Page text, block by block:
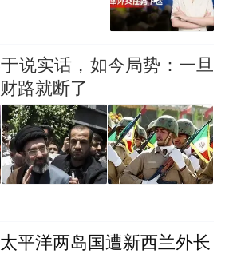
变
说实话，如今局势：一旦
路就断了
平洋两岛国遭新西兰外长